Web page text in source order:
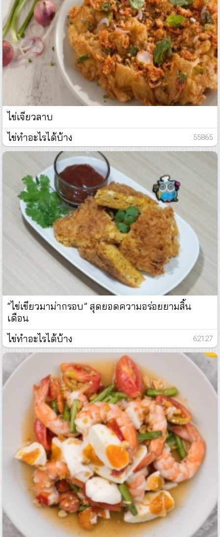
ไข่เจียวลาบ
ไข่ทำอะไรได้บ้าง
: 55865
“ไข่เขียวมาม่ากรอบ” สุดยอดความอร่อยยามสิ้น
เดือน
ไข่ทำอะไรได้บ้าง
: 62127